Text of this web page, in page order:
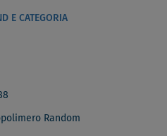
E CATEGORIA
Random